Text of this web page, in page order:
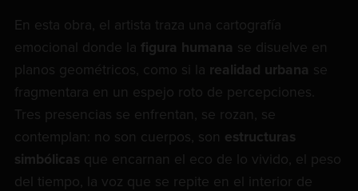
En esta obra, el artista traza una cartografía
emocional donde la figura humana se disuelve en
planos geométricos, como si la realidad urbana se
fragmentara en un espejo roto de percepciones.
Tres presencias se enfrentan, se rozan, se
contemplan: no son cuerpos, son estructuras
simbólicas que encarnan el eco de lo vivido, el peso
del tiempo, la voz que se repite en el interior de